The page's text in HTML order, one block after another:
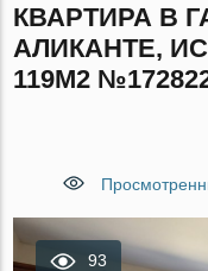
КВАРТИРА В
АЛИКАНТЕ,
119М2
93